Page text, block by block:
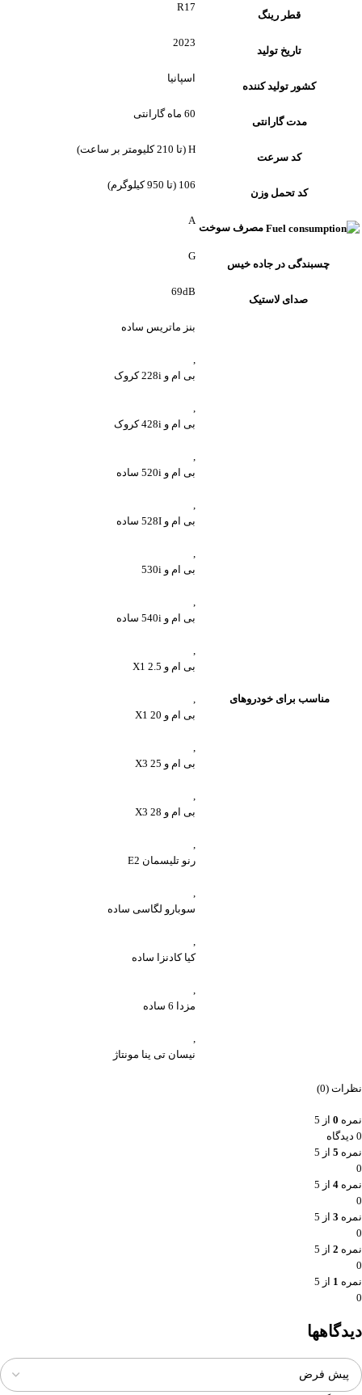
قطر رینگ
R17
تاریخ تولید
2023
کشور تولید کننده
اسپانیا
مدت گارانتی
60 ماه گارانتی
کد سرعت
H (تا 210 کلیومتر بر ساعت)
کد تحمل وزن
106 (تا 950 کیلوگرم)
مصرف سوخت
A
چسبندگی در جاده خیس
G
صدای لاستیک
69dB
مناسب برای خودروهای
بنز ماتریس ساده
,
بی ام و 228i کروک
,
بی ام و 428i کروک
,
بی ام و 520i ساده
,
بی ام و 528I ساده
,
بی ام و 530i
,
بی ام و 540i ساده
,
بی ام و X1 2.5
,
بی ام و X1 20
,
بی ام و X3 25
,
بی ام و X3 28
,
رنو تلیسمان E2
,
سوبارو لگاسی ساده
,
کیا کادنزا ساده
,
مزدا 6 ساده
,
نیسان تی ینا مونتاژ
نظرات (0)
نمره 0 از 5
0 دیدگاه
نمره 5 از 5
0
نمره 4 از 5
0
نمره 3 از 5
0
نمره 2 از 5
0
نمره 1 از 5
0
دیدگاهها